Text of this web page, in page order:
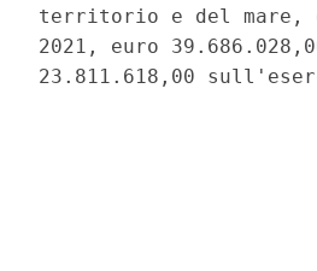
territorio e del mare,
2021, euro
23.811.618,00